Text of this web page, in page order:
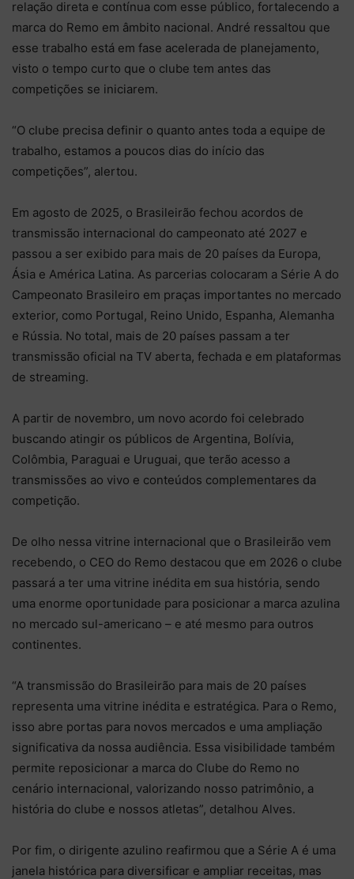
relação direta e contínua com esse público, fortalecendo a
marca do Remo em âmbito nacional. André ressaltou que
esse trabalho está em fase acelerada de planejamento,
visto o tempo curto que o clube tem antes das
competições se iniciarem.
“O clube precisa definir o quanto antes toda a equipe de
trabalho, estamos a poucos dias do início das
competições”, alertou.
Em agosto de 2025, o Brasileirão fechou acordos de
transmissão internacional do campeonato até 2027 e
passou a ser exibido para mais de 20 países da Europa,
Ásia e América Latina. As parcerias colocaram a Série A do
Campeonato Brasileiro em praças importantes no mercado
exterior, como Portugal, Reino Unido, Espanha, Alemanha
e Rússia. No total, mais de 20 países passam a ter
transmissão oficial na TV aberta, fechada e em plataformas
de streaming.
A partir de novembro, um novo acordo foi celebrado
buscando atingir os públicos de Argentina, Bolívia,
Colômbia, Paraguai e Uruguai, que terão acesso a
transmissões ao vivo e conteúdos complementares da
competição.
De olho nessa vitrine internacional que o Brasileirão vem
recebendo, o CEO do Remo destacou que em 2026 o clube
passará a ter uma vitrine inédita em sua história, sendo
uma enorme oportunidade para posicionar a marca azulina
no mercado sul-americano – e até mesmo para outros
continentes.
“A transmissão do Brasileirão para mais de 20 países
representa uma vitrine inédita e estratégica. Para o Remo,
isso abre portas para novos mercados e uma ampliação
significativa da nossa audiência. Essa visibilidade também
permite reposicionar a marca do Clube do Remo no
cenário internacional, valorizando nosso patrimônio, a
história do clube e nossos atletas”, detalhou Alves.
Por fim, o dirigente azulino reafirmou que a Série A é uma
janela histórica para diversificar e ampliar receitas, mas